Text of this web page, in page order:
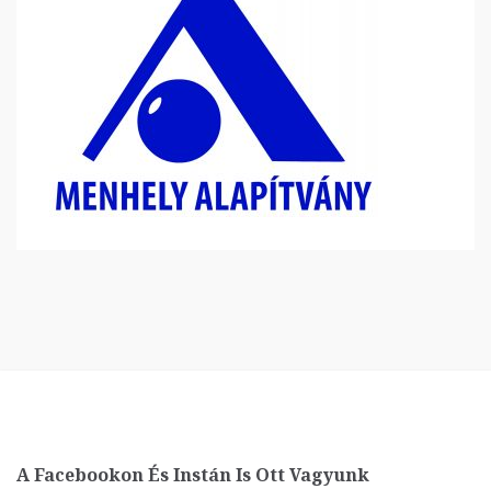
A Facebookon És Instán Is Ott Vagyunk